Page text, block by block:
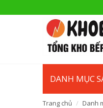
DANH MỤC
Trang chủ Danh